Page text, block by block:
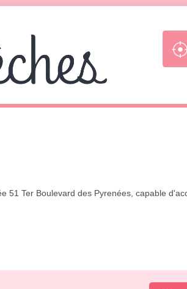
51 Ter Boulevard des Pyrenées, capable